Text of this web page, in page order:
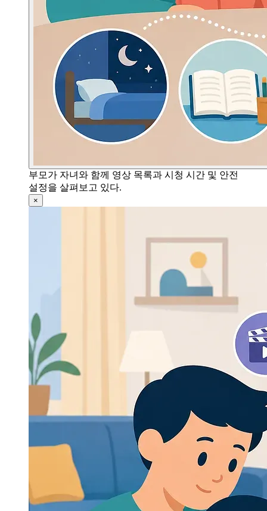
부모가 자녀와 함께 영상 목록과 시청 시간 및 안전
설정을 살펴보고 있다.
×